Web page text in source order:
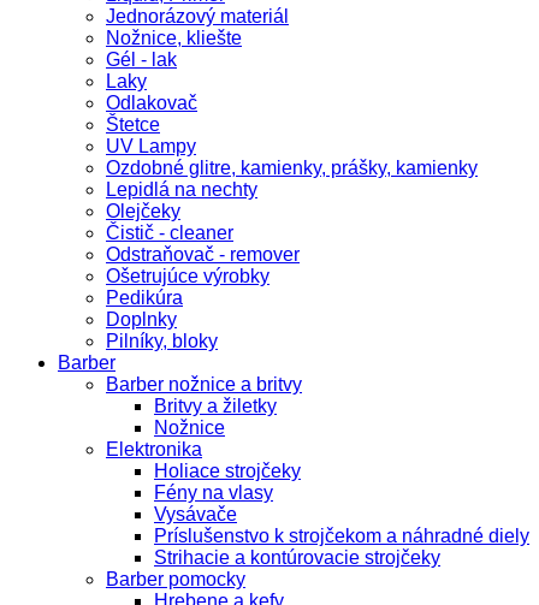
Jednorázový materiál
Nožnice, kliešte
Gél - lak
Laky
Odlakovač
Štetce
UV Lampy
Ozdobné glitre, kamienky, prášky, kamienky
Lepidlá na nechty
Olejčeky
Čistič - cleaner
Odstraňovač - remover
Ošetrujúce výrobky
Pedikúra
Doplnky
Pilníky, bloky
Barber
Barber nožnice a britvy
Britvy a žiletky
Nožnice
Elektronika
Holiace strojčeky
Fény na vlasy
Vysávače
Príslušenstvo k strojčekom a náhradné diely
Strihacie a kontúrovacie strojčeky
Barber pomocky